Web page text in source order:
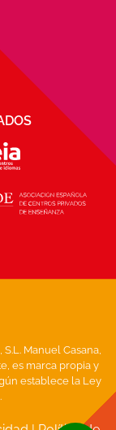
Manuel Casana,
es marca propia y
establece la Ley